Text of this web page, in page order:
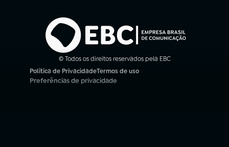
© Todos os direitos reservados pela EBC
Política de Privacidade
(abre em nova aba)
Termos de uso
(abre em nova aba)
Preferências de privacidade